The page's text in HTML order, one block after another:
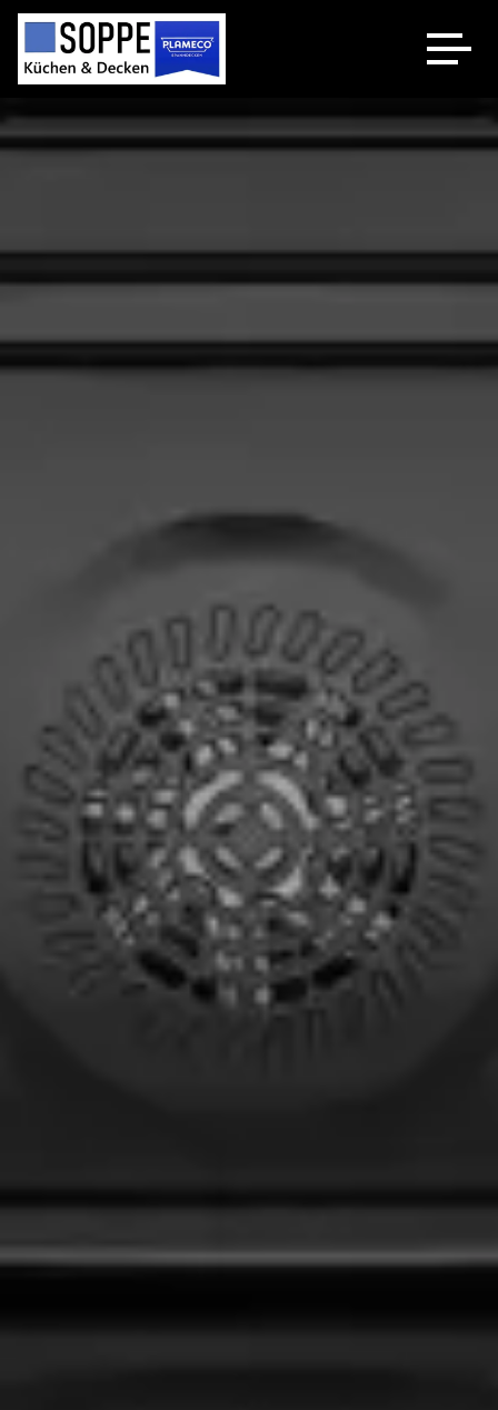
Küchenstudio
Spanndecken Heizung